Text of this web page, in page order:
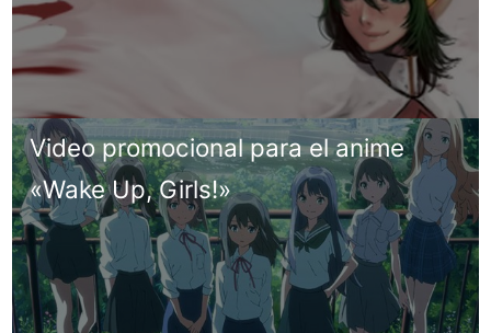
Video promocional para el anime
«Wake Up, Girls!»